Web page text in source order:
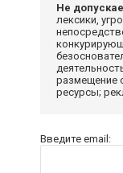
Не
лексики,
размещение
ресурсы;
Введите email: